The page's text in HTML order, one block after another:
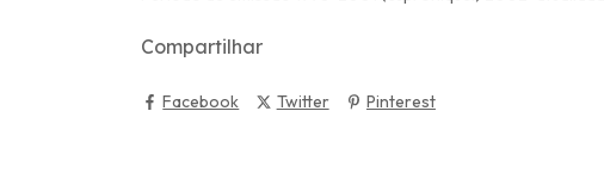
Compartilhar
Facebook Twitter Pinterest